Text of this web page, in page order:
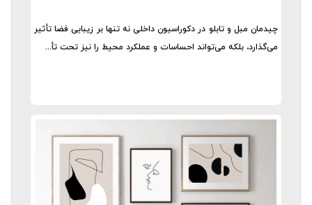
چیدمان مبل و تابلو در دکوراسیون داخلی نه تنها بر زیبایی فضا تأثیر
می‌گذارد، بلکه می‌تواند احساسات و عملکرد محیط را نیز تحت تأ...